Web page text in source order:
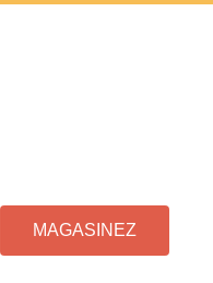
MAGASINEZ